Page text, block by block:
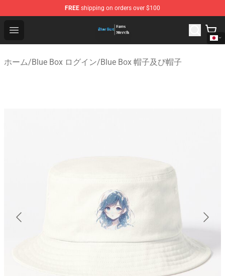
FREE shipping on orders over $100
Open menu
Blue Box Store - Official Blue Box Merchandise Shop
ホーム/Blue Box ログイン/Blue Box 帽子及び帽子